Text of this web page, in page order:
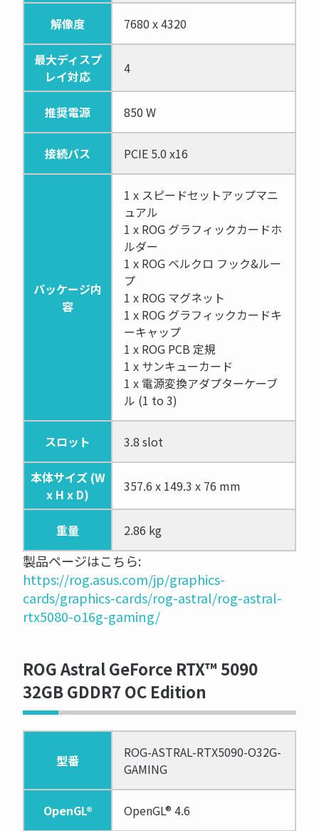
解像度 7680 x 4320
最大ディスプ
レイ対応
4
推奨電源 850 W
接続バス PCIE 5.0 x16
パッケージ内
容
1 x スピードセットアップマニ
ュアル
1 x ROG グラフィックカードホ
ルダー
1 x ROG ベルクロ フック&ルー
プ
1 x ROG マグネット
1 x ROG グラフィックカードキ
ーキャップ
1 x ROG PCB 定規
1 x サンキューカード
1 x 電源変換アダプターケーブ
ル (1 to 3)
スロット 3.8 slot
本体サイズ (W
x H x D)
357.6 x 149.3 x 76 mm
重量 2.86 kg
製品ページはこちら:
https://rog.asus.com/jp/graphics-
cards/graphics-cards/rog-astral/rog-astral-
rtx5080-o16g-gaming/
ROG Astral GeForce RTX™ 5090
32GB GDDR7 OC Edition
型番
ROG-ASTRAL-RTX5090-O32G-
GAMING
OpenGL® OpenGL® 4.6